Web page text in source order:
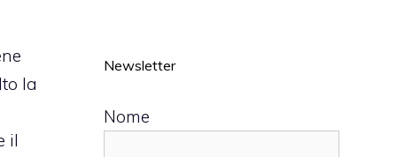
la
il
Newsletter
Nome